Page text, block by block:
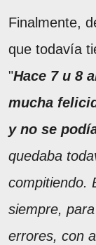
Finalmente,
que todavía
"Hace 7 u 8
mucha
y no se
quedaba
compitiendo.
siempre,
errores, con